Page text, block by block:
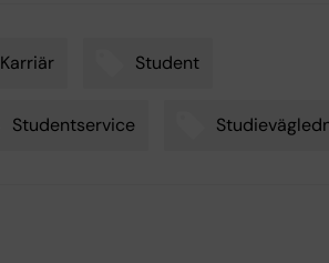
Karriär Student
Studentservice